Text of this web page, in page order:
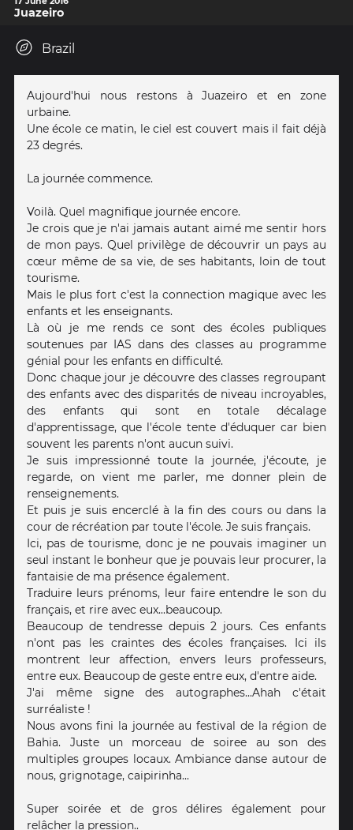
Juazeiro
Brazil
Aujourd'hui nous restons à Juazeiro et en zone
urbaine.
Une école ce matin, le ciel est couvert mais il fait déjà
23 degrés.
La journée commence.
Voilà. Quel magnifique journée encore.
Je crois que je n'ai jamais autant aimé me sentir hors
de mon pays. Quel privilège de découvrir un pays au
cœur même de sa vie, de ses habitants, loin de tout
tourisme.
Mais le plus fort c'est la connection magique avec les
enfants et les enseignants.
Là où je me rends ce sont des écoles publiques
soutenues par IAS dans des classes au programme
génial pour les enfants en difficulté.
Donc chaque jour je découvre des classes regroupant
des enfants avec des disparités de niveau incroyables,
des enfants qui sont en totale décalage
d'apprentissage, que l'école tente d'éduquer car bien
souvent les parents n'ont aucun suivi.
Je suis impressionné toute la journée, j'écoute, je
regarde, on vient me parler, me donner plein de
renseignements.
Et puis je suis encerclé à la fin des cours ou dans la
cour de récréation par toute l'école. Je suis français.
Ici, pas de tourisme, donc je ne pouvais imaginer un
seul instant le bonheur que je pouvais leur procurer, la
fantaisie de ma présence également.
Traduire leurs prénoms, leur faire entendre le son du
français, et rire avec eux...beaucoup.
Beaucoup de tendresse depuis 2 jours. Ces enfants
n'ont pas les craintes des écoles françaises. Ici ils
montrent leur affection, envers leurs professeurs,
entre eux. Beaucoup de geste entre eux, d'entre aide.
J'ai même signe des autographes...Ahah c'était
surréaliste !
Nous avons fini la journée au festival de la région de
Bahia. Juste un morceau de soiree au son des
multiples groupes locaux. Ambiance danse autour de
nous, grignotage, caipirinha...
Super soirée et de gros délires également pour
relâcher la pression..